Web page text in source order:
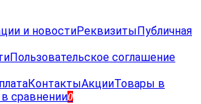
и новостиРеквизитыПубличная
Пользовательское соглашение
КонтактыАкцииТовары в
сравнении0